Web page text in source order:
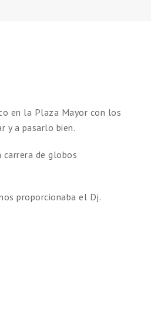
en la Plaza Mayor con los
y a pasarlo bien.
de globos
proporcionaba el Dj.